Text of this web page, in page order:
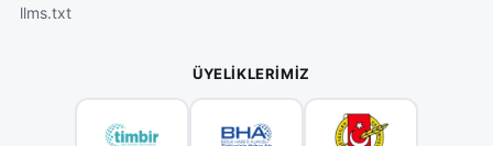
llms.txt
ÜYELIKLERIMIZ